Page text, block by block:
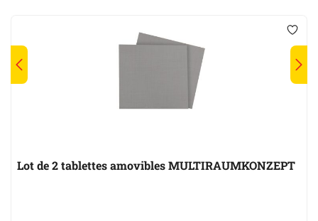
Lot de 2 tablettes amovibles MULTIRAUMKONZEPT